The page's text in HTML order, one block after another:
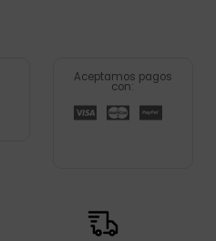
Aceptamos pagos
con: